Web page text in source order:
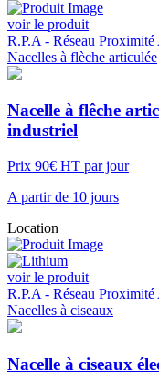
voir le produit
R.P.A - Réseau
Nacelles à flèche articulée
Nacelle à flêche
industriel
Prix 90€ HT par jour
A partir de 10 jours
Location
voir le produit
R.P.A - Réseau
Nacelles à ciseaux
Nacelle à ciseaux